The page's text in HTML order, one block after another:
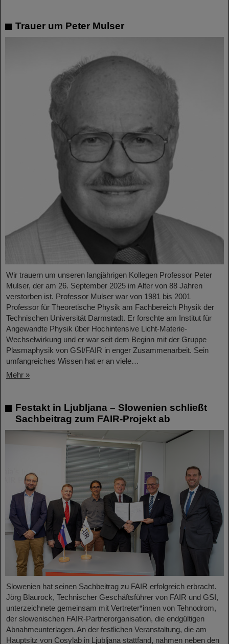
Trauer um Peter Mulser
Wir trauern um unseren langjährigen Kollegen Professor Peter
Mulser, der am 26. September 2025 im Alter von 88 Jahren
verstorben ist. Professor Mulser war von 1981 bis 2001
Professor für Theoretische Physik am Fachbereich Physik der
Technischen Universität Darmstadt. Er forschte am Institut für
Angewandte Physik über Hochintensive Licht-Materie-
Wechselwirkung und er war seit dem Beginn mit der Gruppe
Plasmaphysik von GSI/FAIR in enger Zusammenarbeit. Sein
umfangreiches Wissen hat er an viele…
Mehr »
Festakt in Ljubljana – Slowenien schließt
Sachbeitrag zum FAIR-Projekt ab
Slowenien hat seinen Sachbeitrag zu FAIR erfolgreich erbracht.
Jörg Blaurock, Technischer Geschäftsführer von FAIR und GSI,
unterzeichnete gemeinsam mit Vertreter*innen von Tehnodrom,
der slowenischen FAIR-Partnerorganisation, die endgültigen
Abnahmeunterlagen. An der festlichen Veranstaltung, die am
Hauptsitz von Cosylab in Ljubljana stattfand, nahmen neben den